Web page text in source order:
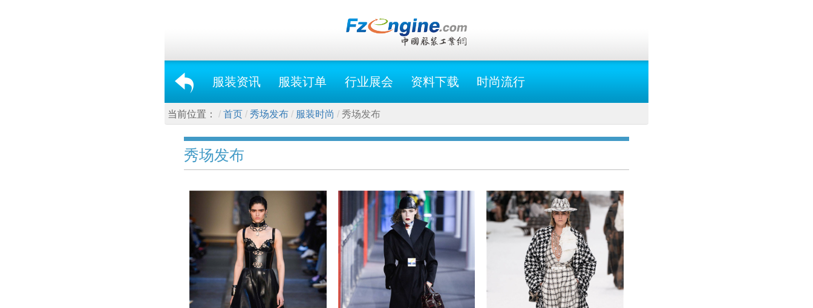
服装资讯 服装订单 行业展会 资料下载 时尚流行
当前位置： 首页 秀场发布 服装时尚 秀场发布
秀场发布